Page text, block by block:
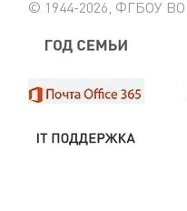
© 1944-2026, ФГБОУ